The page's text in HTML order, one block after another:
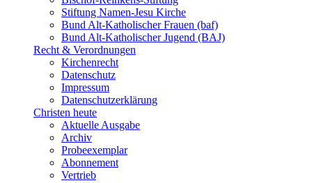
Stiftung Namen-Jesu Kirche
Bund Alt-Katholischer Frauen (baf)
Bund Alt-Katholischer Jugend (BAJ)
Recht & Verordnungen
Kirchenrecht
Datenschutz
Impressum
Datenschutzerklärung
Christen heute
Aktuelle Ausgabe
Archiv
Probeexemplar
Abonnement
Vertrieb